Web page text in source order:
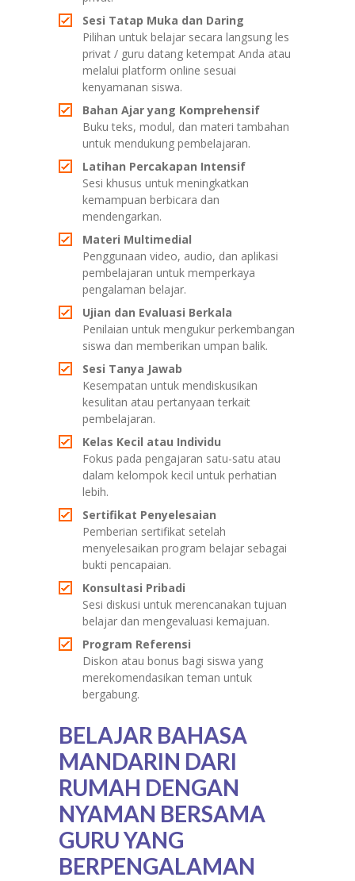
Sesi Tatap Muka dan Daring
Pilihan untuk belajar secara langsung les
privat / guru datang ketempat Anda atau
melalui platform online sesuai
kenyamanan siswa.
Bahan Ajar yang Komprehensif
Buku teks, modul, dan materi tambahan
untuk mendukung pembelajaran.
Latihan Percakapan Intensif
Sesi khusus untuk meningkatkan
kemampuan berbicara dan
mendengarkan.
Materi Multimedial
Penggunaan video, audio, dan aplikasi
pembelajaran untuk memperkaya
pengalaman belajar.
Ujian dan Evaluasi Berkala
Penilaian untuk mengukur perkembangan
siswa dan memberikan umpan balik.
Sesi Tanya Jawab
Kesempatan untuk mendiskusikan
kesulitan atau pertanyaan terkait
pembelajaran.
Kelas Kecil atau Individu
Fokus pada pengajaran satu-satu atau
dalam kelompok kecil untuk perhatian
lebih.
Sertifikat Penyelesaian
Pemberian sertifikat setelah
menyelesaikan program belajar sebagai
bukti pencapaian.
Konsultasi Pribadi
Sesi diskusi untuk merencanakan tujuan
belajar dan mengevaluasi kemajuan.
Program Referensi
Diskon atau bonus bagi siswa yang
merekomendasikan teman untuk
bergabung.
BELAJAR BAHASA
MANDARIN DARI
RUMAH DENGAN
NYAMAN BERSAMA
GURU YANG
BERPENGALAMAN